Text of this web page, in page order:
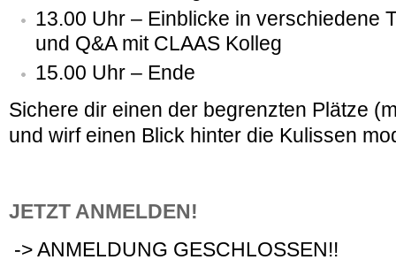
13.00 Uhr – Einblicke in verschiedene
und Q&A mit CLAAS Kolleg
15.00 Uhr – Ende
Sichere dir einen der begrenzten Plätze
und wirf einen Blick hinter die Kulissen
JETZT ANMELDEN!
-> ANMELDUNG GESCHLOSSEN!!